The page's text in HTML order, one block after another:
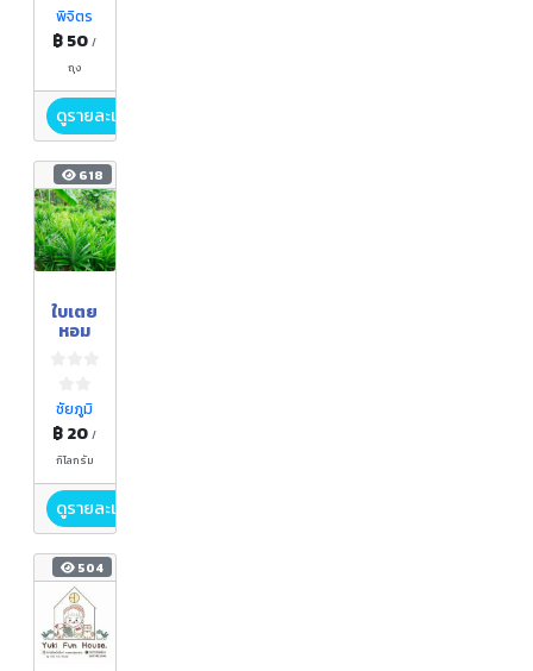
คอส"
พิจิตร
฿ 50/
ถุง
ดูรายละเอียด
618
ใบเตย
หอม
ชัยภูมิ
฿ 20/
กิโลกรัม
ดูรายละเอียด
504